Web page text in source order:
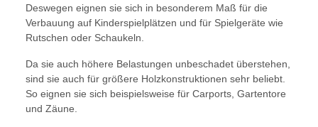
Deswegen eignen sie sich in besonderem Maß für die
Verbauung auf Kinderspielplätzen und für Spielgeräte wie
Rutschen oder Schaukeln.
Da sie auch höhere Belastungen unbeschadet überstehen,
sind sie auch für größere Holzkonstruktionen sehr beliebt.
So eignen sie sich beispielsweise für Carports, Gartentore
und Zäune.